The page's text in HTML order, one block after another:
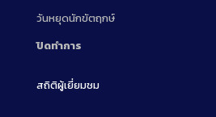
วันหยุดนักขัตฤกษ์
ปิดทำการ
สถิติผู้เยี่ยมชม